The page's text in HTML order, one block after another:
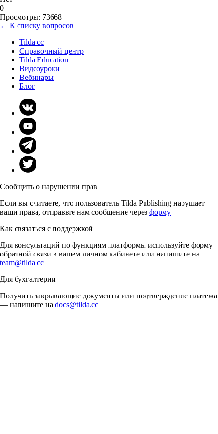
0
Просмотры: 73668
← К списку вопросов
Tilda.cc
Справочный центр
Tilda Education
Видеоуроки
Вебинары
Блог
Сообщить о нарушении прав
Если вы считаете, что пользователь Tilda Publishing нарушает
ваши права, отправьте нам сообщение через форму
Как связаться с поддержкой
Для консультаций по функциям платформы используйте форму
обратной связи в вашем личном кабинете или напишите на
team@tilda.cc
Для бухгалтерии
Получить закрывающие документы или подтверждение платежа
— напишите на docs@tilda.cc